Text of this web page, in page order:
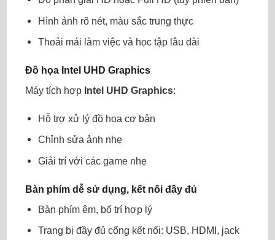
Hình ảnh rõ nét, màu sắc trung thực
Thoải mái làm việc và học tập lâu dài
Đồ họa Intel UHD Graphics
Máy tích hợp Intel UHD Graphics:
Hỗ trợ xử lý đồ họa cơ bản
Chỉnh sửa ảnh nhẹ
Giải trí với các game nhẹ
Bàn phím dễ sử dụng, kết nối đầy đủ
Bàn phím êm, bố trí hợp lý
Trang bị đầy đủ cổng kết nối: USB, HDMI, jack